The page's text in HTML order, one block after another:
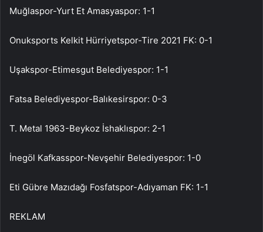
Muğlaspor-Yurt Et Amasyaspor: 1-1
Onuksports Kelkit Hürriyetspor-Tire 2021 FK: 0-1
Uşakspor-Etimesgut Belediyespor: 1-1
Fatsa Belediyespor-Balıkesirspor: 0-3
T. Metal 1963-Beykoz İshaklıspor: 2-1
İnegöl Kafkasspor-Nevşehir Belediyespor: 1-0
Eti Gübre Mazıdağı Fosfatspor-Adıyaman FK: 1-1
REKLAM